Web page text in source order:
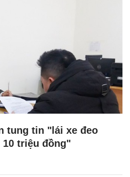
tung tin "lái xe đeo
10 triệu đồng"